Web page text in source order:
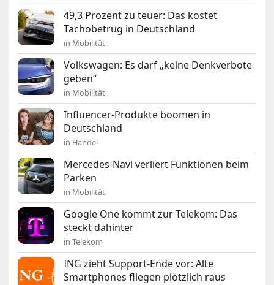
49,3 Prozent zu teuer: Das kostet
Tachobetrug in Deutschland
in Mobilität
Volkswagen: Es darf „keine Denkverbote
geben“
in Mobilität
Influencer-Produkte boomen in
Deutschland
in Handel
Mercedes-Navi verliert Funktionen beim
Parken
in Mobilität
Google One kommt zur Telekom: Das
steckt dahinter
in Telekom
ING zieht Support-Ende vor: Alte
Smartphones fliegen plötzlich raus